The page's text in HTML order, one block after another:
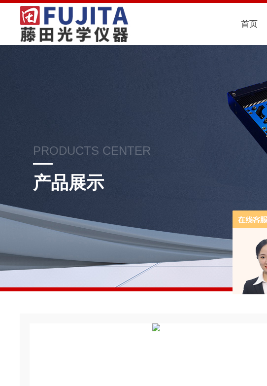
首页
PRODUCTS CENTER
产品展示